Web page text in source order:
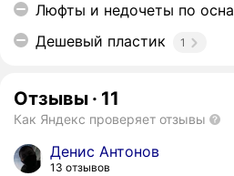
Люфты и недочеты по
Дешевый пластик 1
Отзывы · 11
Как Яндекс проверяет отзывы
Денис Антонов
13 отзывов